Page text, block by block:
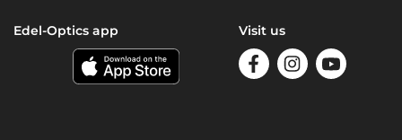
Edel-Optics app Visit us